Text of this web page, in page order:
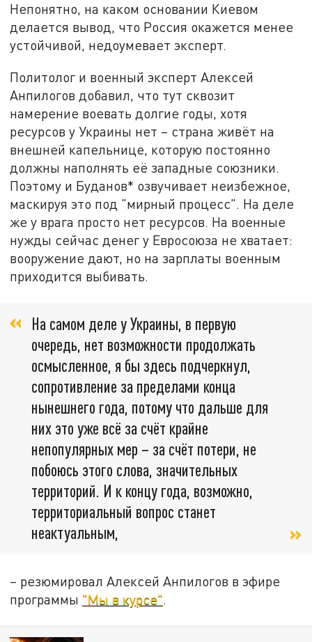
Непонятно, на каком основании Киевом
делается вывод, что Россия окажется менее
устойчивой, недоумевает эксперт.
Политолог и военный эксперт Алексей
Анпилогов добавил, что тут сквозит
намерение воевать долгие годы, хотя
ресурсов у Украины нет – страна живёт на
внешней капельнице, которую постоянно
должны наполнять её западные союзники.
Поэтому и Буданов* озвучивает неизбежное,
маскируя это под "мирный процесс". На деле
же у врага просто нет ресурсов. На военные
нужды сейчас денег у Евросоюза не хватает:
вооружение дают, но на зарплаты военным
приходится выбивать.
На самом деле у Украины, в первую
очередь, нет возможности продолжать
осмысленное, я бы здесь подчеркнул,
сопротивление за пределами конца
нынешнего года, потому что дальше для
них это уже всё за счёт крайне
непопулярных мер – за счёт потери, не
побоюсь этого слова, значительных
территорий. И к концу года, возможно,
территориальный вопрос станет
неактуальным,
– резюмировал Алексей Анпилогов в эфире
программы "Мы в курсе".